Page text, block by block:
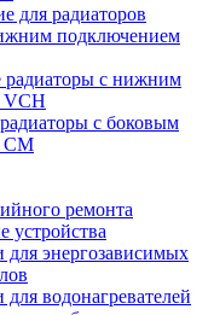
для радиаторов
подключением
радиаторы c нижним
VCH
с боковым
CM
ремонта
устройства
для энергозависимых
для водонагревателей